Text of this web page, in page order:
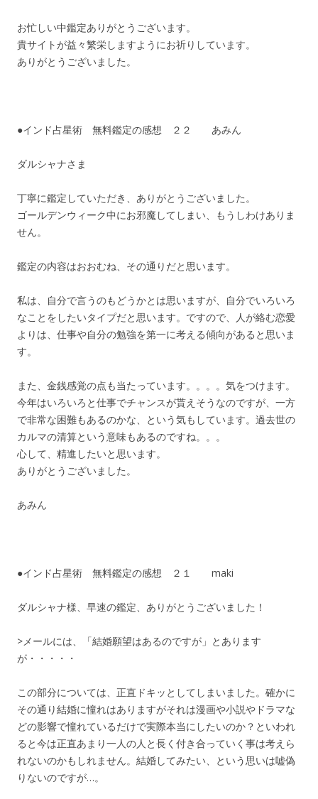
お忙しい中鑑定ありがとうございます。
貴サイトが益々繁栄しますようにお祈りしています。
ありがとうございました。
●インド占星術 無料鑑定の感想 ２２ あみん
ダルシャナさま
丁寧に鑑定していただき、ありがとうございました。
ゴールデンウィーク中にお邪魔してしまい、もうしわけありま
せん。
鑑定の内容はおおむね、その通りだと思います。
私は、自分で言うのもどうかとは思いますが、自分でいろいろ
なことをしたいタイプだと思います。ですので、人が絡む恋愛
よりは、仕事や自分の勉強を第一に考える傾向があると思いま
す。
また、金銭感覚の点も当たっています。。。。気をつけます。
今年はいろいろと仕事でチャンスが貰えそうなのですが、一方
で非常な困難もあるのかな、という気もしています。過去世の
カルマの清算という意味もあるのですね。。。
心して、精進したいと思います。
ありがとうございました。
あみん
●インド占星術 無料鑑定の感想 ２１ maki
ダルシャナ様、早速の鑑定、ありがとうございました！
>メールには、「結婚願望はあるのですが」とあります
が・・・・・
この部分については、正直ドキッとしてしまいました。確かに
その通り結婚に憧れはありますがそれは漫画や小説やドラマな
どの影響で憧れているだけで実際本当にしたいのか？といわれ
ると今は正直あまり一人の人と長く付き合っていく事は考えら
れないのかもしれません。結婚してみたい、という思いは嘘偽
りないのですが…。